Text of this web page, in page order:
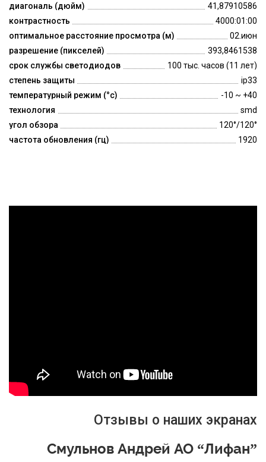
диагональ (дюйм)
41,87910586
контрастность
4000:01:00
оптимальное расстояние просмотра (м)
02.июн
разрешение (пикселей)
393,8461538
срок службы светодиодов
100 тыс. часов (11 лет)
степень защиты
ip33
температурный режим (°c)
-10 ~ +40
технология
smd
угол обзора
120°/120°
частота обновления (гц)
1920
Отзывы о наших экранах
Смульнов Андрей АО “Лифан”